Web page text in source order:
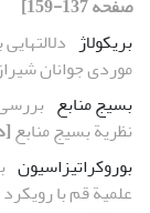
بریکولاژ
موردی جوانان شیراز
بسیج منابع
نظریة بسیج منابع
بوروکراتیزاسیون
علمیة قم با رویکرد وبری1 )فرآیندها،